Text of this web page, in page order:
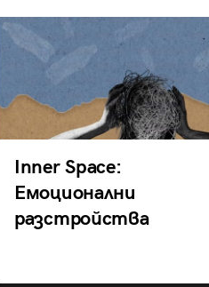
Inner Space:
Емоционални
разстройства